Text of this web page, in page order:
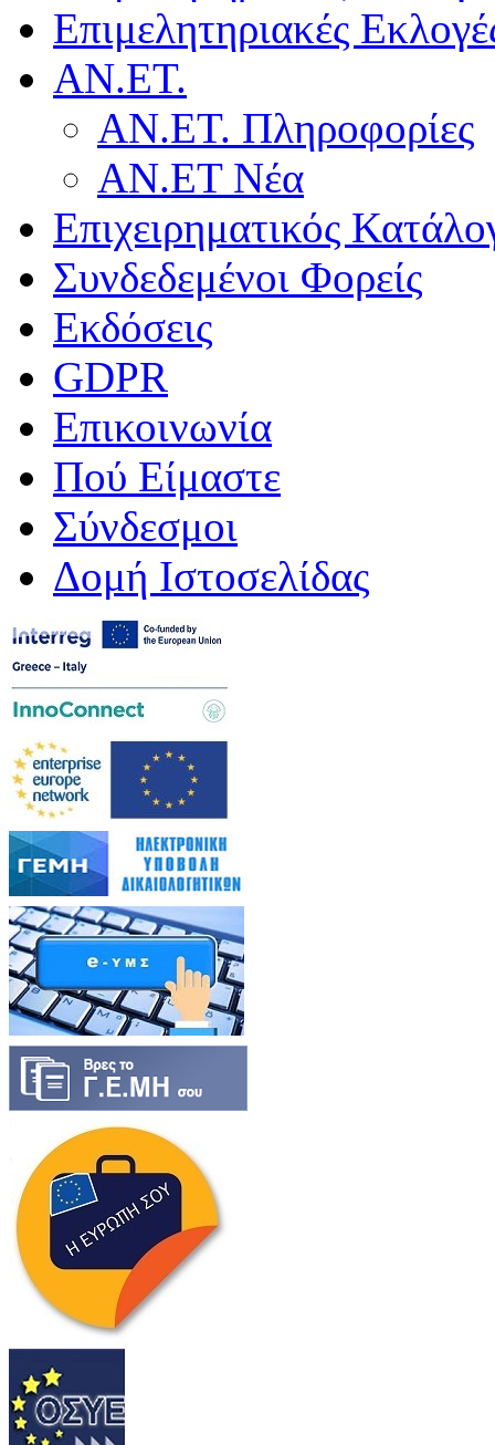
Επιμελητηριακές
ΑΝ.ΕΤ.
ΑΝ.ΕΤ. Πληροφορίες
ΑΝ.ΕΤ Νέα
Επιχειρηματικός
Συνδεδεμένοι Φορείς
Εκδόσεις
GDPR
Επικοινωνία
Πού Είμαστε
Σύνδεσμοι
Δομή Ιστοσελίδας